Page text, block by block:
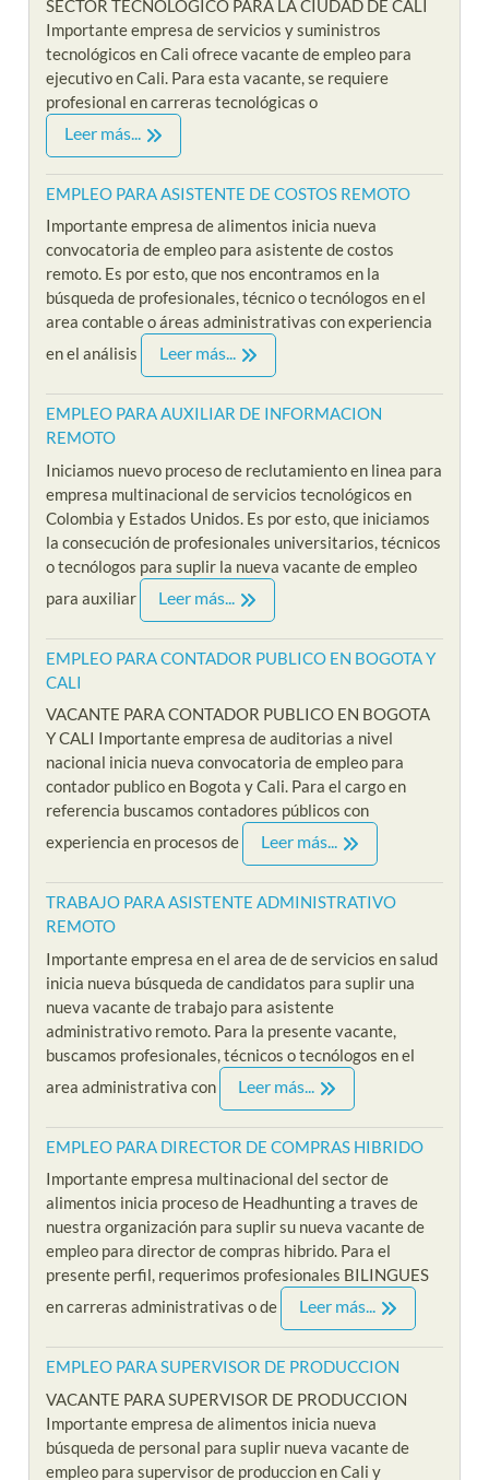
SECTOR TECNOLOGICO PARA LA CIUDAD DE CALI
Importante empresa de servicios y suministros
tecnológicos en Cali ofrece vacante de empleo para
ejecutivo en Cali. Para esta vacante, se requiere
profesional en carreras tecnológicas o
Leer más...
EMPLEO PARA ASISTENTE DE COSTOS REMOTO
Importante empresa de alimentos inicia nueva
convocatoria de empleo para asistente de costos
remoto. Es por esto, que nos encontramos en la
búsqueda de profesionales, técnico o tecnólogos en el
area contable o áreas administrativas con experiencia
en el análisis
Leer más...
EMPLEO PARA AUXILIAR DE INFORMACION
REMOTO
Iniciamos nuevo proceso de reclutamiento en linea para
empresa multinacional de servicios tecnológicos en
Colombia y Estados Unidos. Es por esto, que iniciamos
la consecución de profesionales universitarios, técnicos
o tecnólogos para suplir la nueva vacante de empleo
para auxiliar
Leer más...
EMPLEO PARA CONTADOR PUBLICO EN BOGOTA Y
CALI
VACANTE PARA CONTADOR PUBLICO EN BOGOTA
Y CALI Importante empresa de auditorias a nivel
nacional inicia nueva convocatoria de empleo para
contador publico en Bogota y Cali. Para el cargo en
referencia buscamos contadores públicos con
experiencia en procesos de
Leer más...
TRABAJO PARA ASISTENTE ADMINISTRATIVO
REMOTO
Importante empresa en el area de de servicios en salud
inicia nueva búsqueda de candidatos para suplir una
nueva vacante de trabajo para asistente
administrativo remoto. Para la presente vacante,
buscamos profesionales, técnicos o tecnólogos en el
area administrativa con
Leer más...
EMPLEO PARA DIRECTOR DE COMPRAS HIBRIDO
Importante empresa multinacional del sector de
alimentos inicia proceso de Headhunting a traves de
nuestra organización para suplir su nueva vacante de
empleo para director de compras hibrido. Para el
presente perfil, requerimos profesionales BILINGUES
en carreras administrativas o de
Leer más...
EMPLEO PARA SUPERVISOR DE PRODUCCION
VACANTE PARA SUPERVISOR DE PRODUCCION
Importante empresa de alimentos inicia nueva
búsqueda de personal para suplir nueva vacante de
empleo para supervisor de produccion en Cali y